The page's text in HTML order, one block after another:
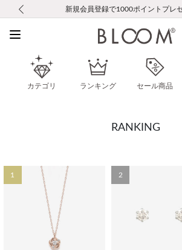
お修理・アフターサービスのご
【重要】令和８年熊本地震に伴う集配へ
【重要】ギフトラッピング料金改定および仕
【重要】夏季休業の営業について
税込5,500円以上で送料無料｜最短24時
新規会員登録で1000ポイントプレ
LINE友だち登録で500円クーポンプ
会員限定！レビュー投稿で100ポイント
お修理・アフターサービスのご
【重要】令和８年熊本地震に伴う集配へ
カテゴリ ランキング セール商品
RANKING
1 2